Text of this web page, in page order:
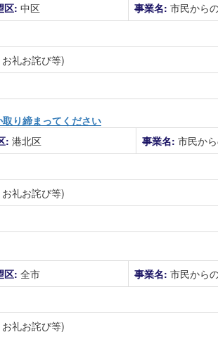
区: 中区 事業名: 市民から
礼お詫び等)
り締まってください
: 港北区 事業名: 市民か
礼お詫び等)
区: 全市 事業名: 市民から
礼お詫び等)